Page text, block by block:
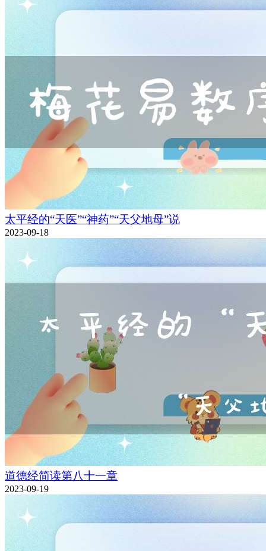
太平经的“天医”“神药”“天父地母”说
2023-09-18
道德经简读第八十一章
2023-09-19